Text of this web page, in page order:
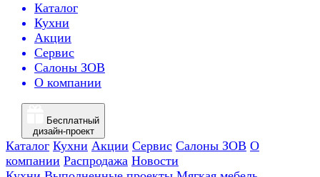
Каталог
Кухни
Акции
Сервис
Салоны ЗОВ
О компании
Бесплатный
дизайн-проект
Каталог Кухни Акции Сервис Салоны ЗОВ О
компании Распродажа Новости